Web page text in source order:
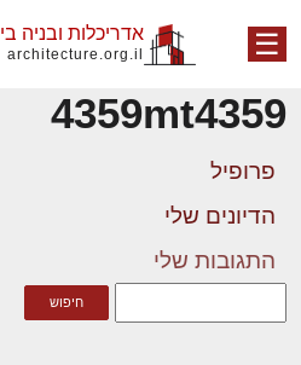
☰ אדריכלות ובניה
architecture.org.il
4359mt4359
פרופיל
הדיונים שלי
התגובות שלי